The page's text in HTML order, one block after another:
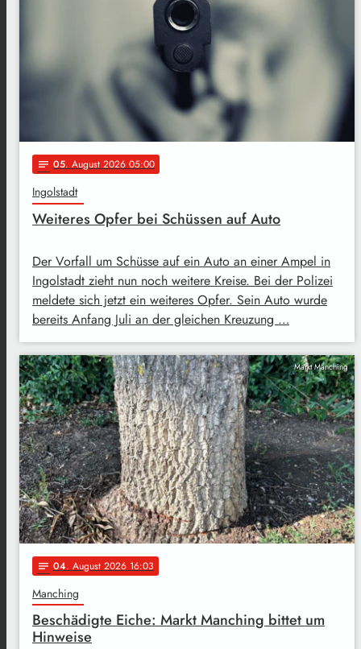
notes 05. August 2026 05:00
Ingolstadt
Weiteres Opfer bei Schüssen auf Auto
Der Vorfall um Schüsse auf ein Auto an einer Ampel in
Ingolstadt zieht nun noch weitere Kreise. Bei der Polizei
meldete sich jetzt ein weiteres Opfer. Sein Auto wurde
bereits Anfang Juli an der gleichen Kreuzung …
Markt Manching
notes 04. August 2026 16:03
Manching
Beschädigte Eiche: Markt Manching bittet um
Hinweise